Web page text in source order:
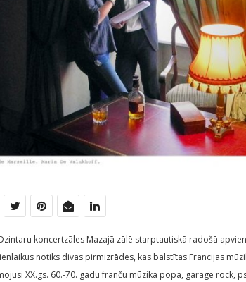
koncertzāles Mazajā zālē starptautiskā radošā
notiks divas pirmizrādes, kas balstītas Francijas
XX.gs. 60.-70. gadu franču mūzika popa, garage rock,